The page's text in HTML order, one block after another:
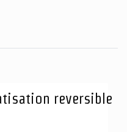
reversible